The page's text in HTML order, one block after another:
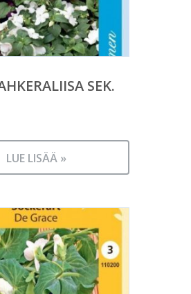
SEK.
LUE LISÄÄ »